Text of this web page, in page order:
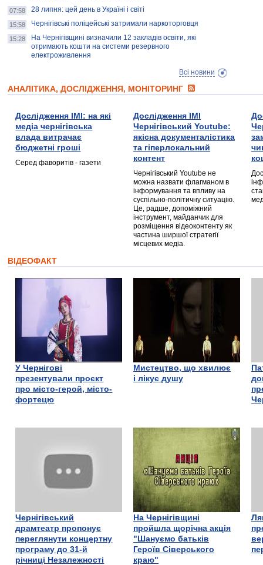
07:58 28 липня: цей день в Україні і світі
15:58 Чернігівські поліцейські затримали наркоторговця
15:28
На Чернігівщині визначили 12 закладів освіти, які
отримають кошти на системи резервного
електроживлення
Всі новини
АНАЛІТИКА, ДОСЛІДЖЕННЯ, МОНІТОРИНГ
Дослідження ІМІ: на які
медіа чернігівська
влада витрачає
бюджетні гроші
Серед фаворитів - газети
Дослідження ІМІ
Чернігівський Youtube:
якісна документалістика
та гіперлокальний
контент
Чернігівський Youtube не
можна назвати флагманом в
інформування та впливу на
суспільно-політичну ситуацію.
Це, радше, допоміжний
інструмент, майданчик для
розміщення відеоконтенту як
частина ширшої стратегії
місцевих медіа.
ВІДЕОФАКТ
У Чернігові
презентували проєкт
про місто-герой, місто-
фортецю
Мистецтво, що хвилює
і лікує душу
Чернігівський
драмтеатр пропонує
переглянути концертну
програму до 31-й
річниці Незалежності
На Чернігівщині
пройшла щорічна акція
"Шануємо батьків
Героїв Сіверського
краю"